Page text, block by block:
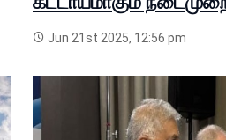
Jun 21st 2025, 12:56 pm